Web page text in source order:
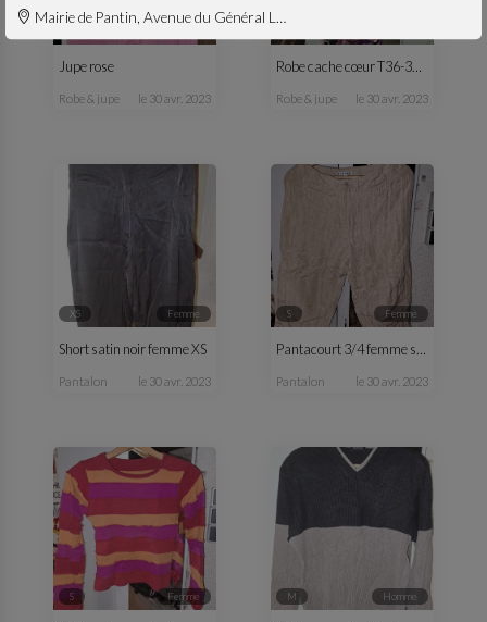
Mairie de Pantin, Avenue du Général Leclerc, Pantin, France
Jupe rose
robe & jupe le 30 avr. 2023
Robe cache cœur T36-38 colorée
robe & jupe le 30 avr. 2023
XS femme
Short satin noir femme XS
pantalon le 30 avr. 2023
S femme
Pantacourt 3/4 femme satin beige été
pantalon le 30 avr. 2023
S femme M homme